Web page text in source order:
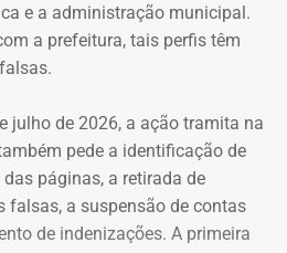
e a administração municipal.
a prefeitura, tais perfis têm
julho de 2026, a ação tramita na
pede a identificação de
páginas, a retirada de
falsas, a suspensão de contas
de indenizações. A primeira